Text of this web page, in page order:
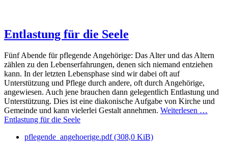
Entlastung für die Seele
Fünf Abende für pflegende Angehörige: Das Alter und das Altern
zählen zu den Lebenserfahrungen, denen sich niemand entziehen
kann. In der letzten Lebensphase sind wir dabei oft auf
Unterstützung und Pflege durch andere, oft durch Angehörige,
angewiesen. Auch jene brauchen dann gelegentlich Entlastung und
Unterstützung. Dies ist eine diakonische Aufgabe von Kirche und
Gemeinde und kann vielerlei Gestalt annehmen. Weiterlesen …
Entlastung für die Seele
pflegende_angehoerige.pdf(308,0 KiB)